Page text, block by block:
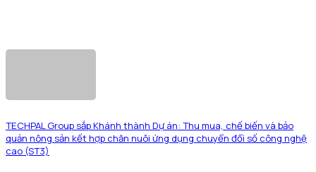
TECHPAL Group sắp Khánh thành Dự án: Thu mua, chế biến và bảo
quản nông sản kết hợp chăn nuôi ứng dụng chuyển đổi số công nghệ
cao (ST3)